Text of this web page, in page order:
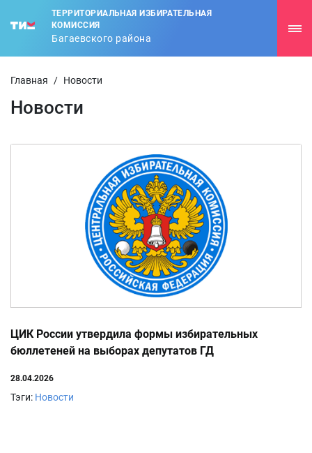
ТЕРРИТОРИАЛЬНАЯ ИЗБИРАТЕЛЬНАЯ
КОМИССИЯ
Багаевского района
Главная / Новости
Новости
ЦИК России утвердила формы избирательных
бюллетеней на выборах депутатов ГД
28.04.2026
Тэги: Новости